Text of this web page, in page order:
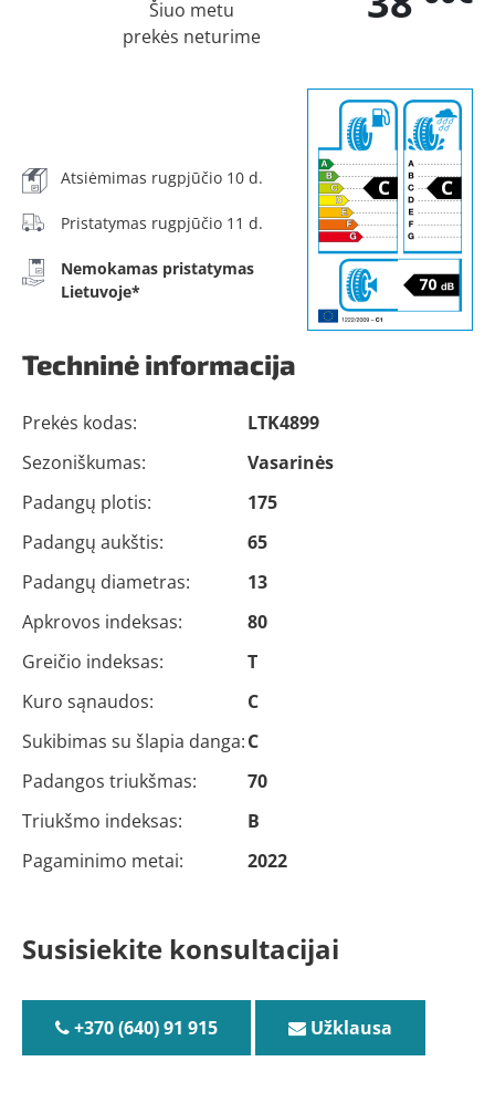
Šiuo metu
prekės neturime
Atsiėmimas rugpjūčio 10 d.
Pristatymas rugpjūčio 11 d.
Nemokamas pristatymas
Lietuvoje*
Techninė informacija
Prekės kodas:
LTK4899
Sezoniškumas:
Vasarinės
Padangų plotis:
175
Padangų aukštis:
65
Padangų diametras:
13
Apkrovos indeksas:
80
Greičio indeksas:
T
Kuro sąnaudos:
C
Sukibimas su šlapia danga:C
Padangos triukšmas:
70
Triukšmo indeksas:
B
Pagaminimo metai:
2022
Susisiekite konsultacijai
+370 (640) 91 915 Užklausa